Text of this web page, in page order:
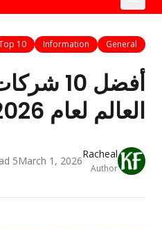
General
Information
10
أفضل 10
العالم لعام 2026
Racheal
Author
March 1, 2026
5